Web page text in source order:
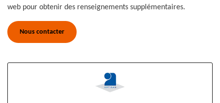
web pour obtenir des renseignements supplémentaires.
Nous contacter